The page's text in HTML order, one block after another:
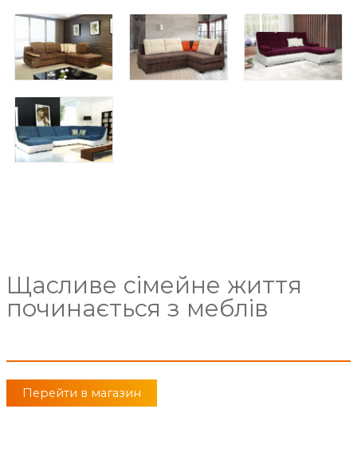
Щасливе сімейне життя
починається з меблів
Перейти в магазин